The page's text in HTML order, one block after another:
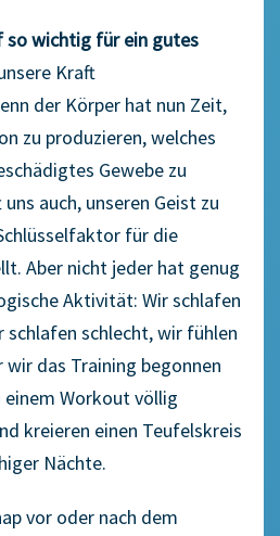
so wichtig für ein gutes
Kraft
der Körper hat nun Zeit,
zu produzieren, welches
Gewebe zu
auch, unseren Geist zu
für die
Aber nicht jeder hat genug
Aktivität: Wir schlafen
schlafen schlecht, wir fühlen
wir das Training begonnen
einem Workout völlig
kreieren einen Teufelskreis
Nächte.
vor oder nach dem